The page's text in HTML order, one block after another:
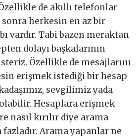
de akıllı telefonlar
herkesin en az bir
vardır. Tabi bazen meraktan
dolayı başkalarının
Özellikle de mesajlarını
erişmek istediği bir hesap
sevgilimiz yada
Hesaplara erişmek
nasıl kırılır diye arama
fazladır. Arama yapanlar ne